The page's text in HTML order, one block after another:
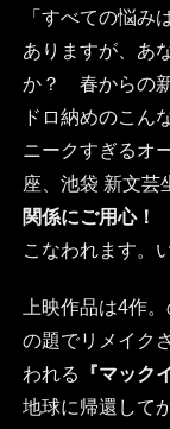
「すべての悩み
ありますが、あ
か？ 春からの
ドロ納めのこん
ニークすぎるオ
座、池袋 新文芸
関係にご用心！
こなわれます。
上映作品は4作
の題でリメイク
われる
『マック
地球に帰還して